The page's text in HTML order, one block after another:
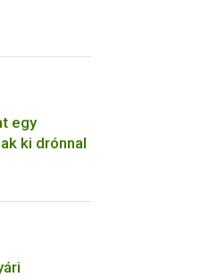
egy
ki drónnal